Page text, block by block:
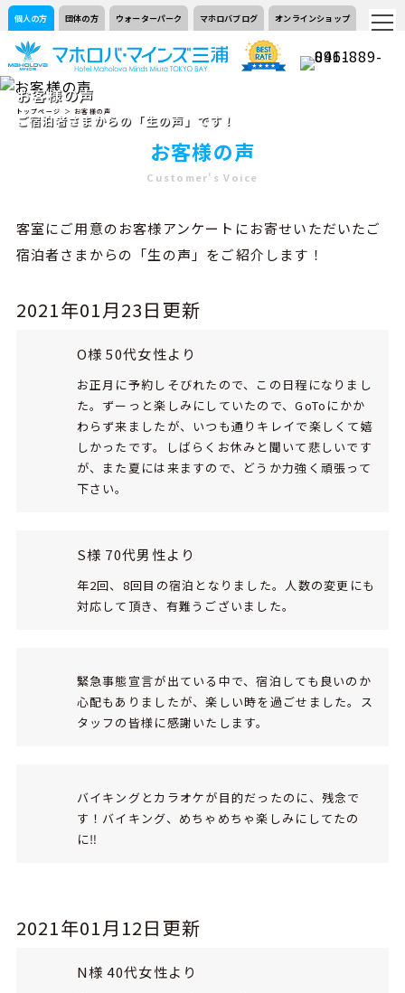
個人の方 団体の方 ウォーターパーク マホロバブログ オンラインショップ
お客様の声
ご宿泊者さまからの「生の声」です！
トップページ ＞ お客様の声
お客様の声
Customer's Voice
客室にご用意のお客様アンケートにお寄せいただいたご
宿泊者さまからの「生の声」をご紹介します！
2021年01月23日更新
O様 50代女性より
お正月に予約しそびれたので、この日程になりまし
た。ずーっと楽しみにしていたので、GoToにかか
わらず来ましたが、いつも通りキレイで楽しくて嬉
しかったです。しばらくお休みと聞いて悲しいです
が、また夏には来ますので、どうか力強く頑張って
下さい。
S様 70代男性より
年2回、8回目の宿泊となりました。人数の変更にも
対応して頂き、有難うございました。
緊急事態宣言が出ている中で、宿泊しても良いのか
心配もありましたが、楽しい時を過ごせました。ス
タッフの皆様に感謝いたします。
バイキングとカラオケが目的だったのに、残念で
す！バイキング、めちゃめちゃ楽しみにしてたの
に‼
2021年01月12日更新
N様 40代女性より